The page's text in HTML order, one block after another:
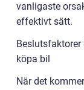
vanligaste
effektivt sätt.
köpa bil
När det